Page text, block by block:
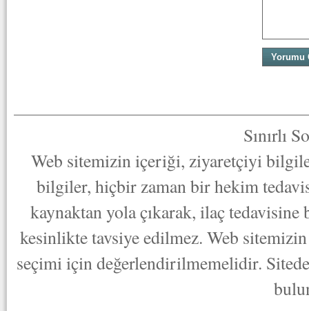
Sınırlı
Web sitemizin içeriği, ziyaretçiyi
bilgiler, hiçbir zaman bir hekim
kaynaktan yola çıkarak, ilaç
kesinlikte tavsiye edilmez. Web
seçimi için değerlendirilmemelidir.